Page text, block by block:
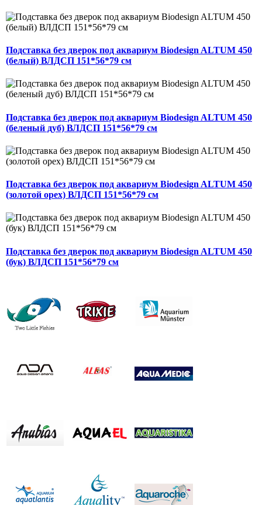
Подставка без дверок под аквариум Biodesign ALTUM 450
(белый) ВЛДСП 151*56*79 см
Подставка без дверок под аквариум Biodesign ALTUM 450
(беленый дуб) ВЛДСП 151*56*79 см
Подставка без дверок под аквариум Biodesign ALTUM 450
(золотой орех) ВЛДСП 151*56*79 см
Подставка без дверок под аквариум Biodesign ALTUM 450
(бук) ВЛДСП 151*56*79 см